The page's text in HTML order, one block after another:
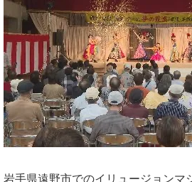
岩手県遠野市でのイリュージョンマ